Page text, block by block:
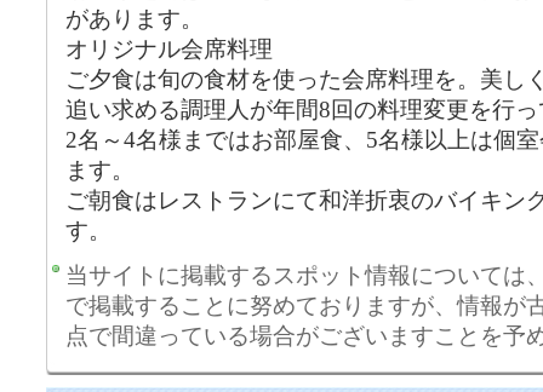
があります。
オリジナル会席料理
ご夕食は旬の食材を使った会席料理を。美し
追い求める調理人が年間8回の料理変更を行
2名～4名様まではお部屋食、5名様以上は個
ます。
ご朝食はレストランにて和洋折衷のバイキン
す。
当サイトに掲載するスポット情報については
で掲載することに努めておりますが、情報が
点で間違っている場合がございますことを予